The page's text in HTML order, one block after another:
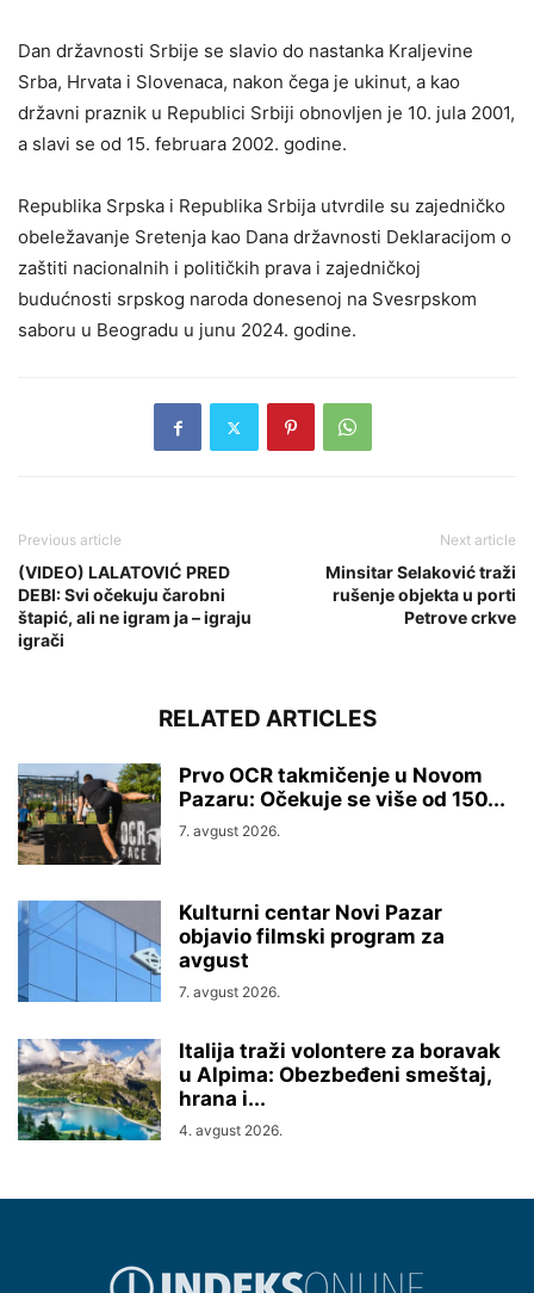
Dan državnosti Srbije se slavio do nastanka Kraljevine
Srba, Hrvata i Slovenaca, nakon čega je ukinut, a kao
državni praznik u Republici Srbiji obnovljen je 10. jula 2001,
a slavi se od 15. februara 2002. godine.
Republika Srpska i Republika Srbija utvrdile su zajedničko
obeležavanje Sretenja kao Dana državnosti Deklaracijom o
zaštiti nacionalnih i političkih prava i zajedničkoj
budućnosti srpskog naroda donesenoj na Svesrpskom
saboru u Beogradu u junu 2024. godine.
Previous article
(VIDEO) LALATOVIĆ PRED
DEBI: Svi očekuju čarobni
štapić, ali ne igram ja – igraju
igrači
Next article
Minsitar Selaković traži
rušenje objekta u porti
Petrove crkve
RELATED ARTICLES
Prvo OCR takmičenje u Novom
Pazaru: Očekuje se više od 150...
7. avgust 2026.
Kulturni centar Novi Pazar
objavio filmski program za
avgust
7. avgust 2026.
Italija traži volontere za boravak
u Alpima: Obezbeđeni smeštaj,
hrana i...
4. avgust 2026.